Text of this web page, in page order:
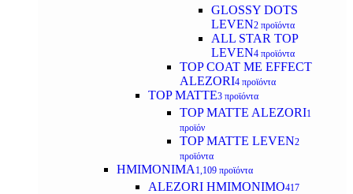
GLOSSY DOTS
LEVEN2 προϊόντα
ALL STAR TOP
LEVEN4 προϊόντα
TOP COAT ME EFFECT
ALEZORI4 προϊόντα
TOP MATTE3 προϊόντα
TOP MATTE ALEZORI1
προϊόν
TOP MATTE LEVEN2
προϊόντα
ΗΜΙΜΟΝΙΜΑ 1,109 προϊόντα
ALEZORI ΗΜΙΜΟΝΙΜΟ417